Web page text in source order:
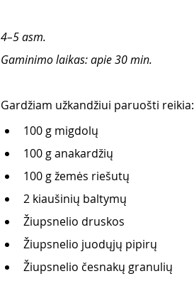
4–5 asm.
Gaminimo laikas: apie 30 min.
Gardžiam užkandžiui paruošti reikia:
100 g migdolų
100 g anakardžių
100 g žemės riešutų
2 kiaušinių baltymų
Žiupsnelio druskos
Žiupsnelio juodųjų pipirų
Žiupsnelio česnakų granulių